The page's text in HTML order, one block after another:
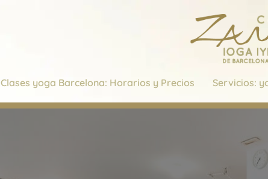
Clases yoga Barcelona: Horarios y Precios Servicios: